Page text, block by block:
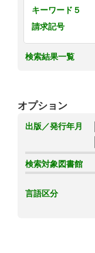
キーワード５
請求記号
検索結果一覧
オプション
出版／発行年月
検索対象図書館
言語区分